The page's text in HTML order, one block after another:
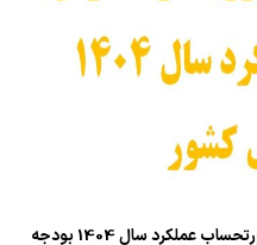
صورتجلسه وحدت رویه در خصوص صورتحساب عملکرد سال 1404 بودجه